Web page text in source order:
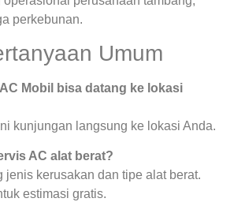
perkebunan.
Umum
Mobil bisa datang ke lokasi
kunjungan langsung ke lokasi Anda.
AC alat berat?
jenis kerusakan dan tipe alat berat.
estimasi gratis.